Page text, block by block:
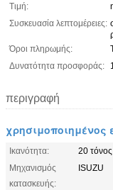
Τιμή:
Συσκευασία λεπτομέρειες:
Όροι πληρωμής:
Δυνατότητα προσφοράς:
περιγραφή
Ικανότητα:
20 τόνος
Μηχανισμός
κατασκευής:
ISUZU